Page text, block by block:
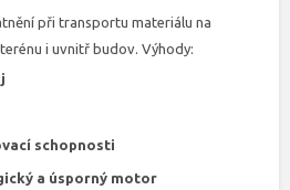
při transportu materiálu na
i uvnitř budov. Výhody:
schopnosti
a úsporný motor